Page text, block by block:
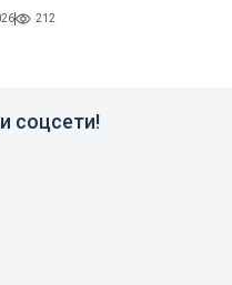
212
соцсети!